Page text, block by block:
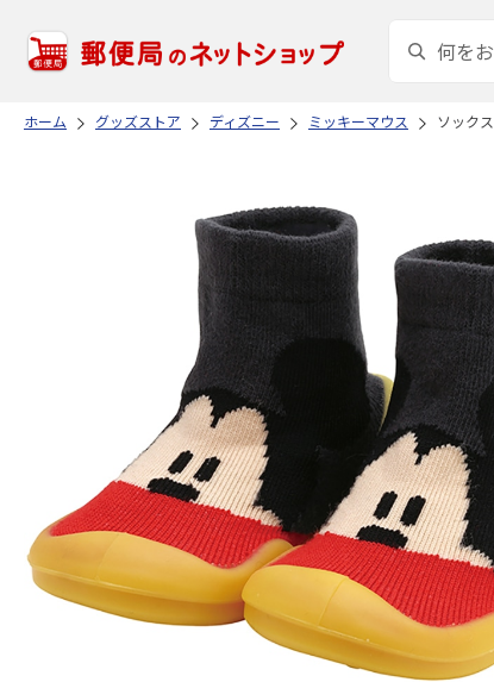
ホーム グッズストア ディズニー ミッキーマウス ソック